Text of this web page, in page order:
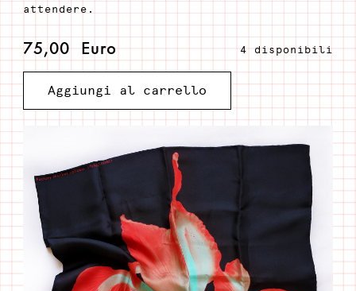
attendere.
75,00 Euro 4 disponibili
Iris
quantità
Aggiungi al carrello